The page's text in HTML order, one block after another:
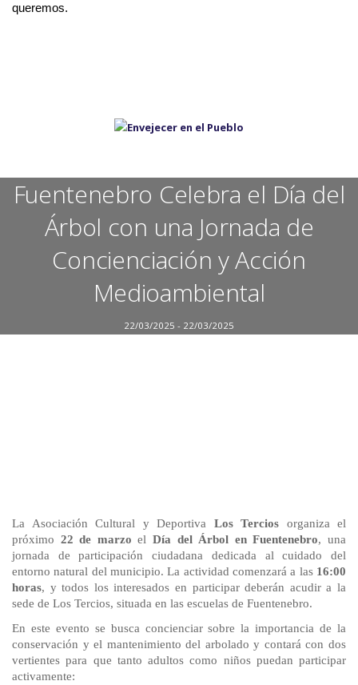
queremos.
Fuentenebro Celebra el Día del
Árbol con una Jornada de
Concienciación y Acción
Medioambiental
22/03/2025 - 22/03/2025
La Asociación Cultural y Deportiva Los Tercios organiza el
próximo 22 de marzo elDía del Árbol en Fuentenebro, una
jornada de participación ciudadana dedicada al cuidado del
entorno natural del municipio. La actividad comenzará a las 16:00
horas, y todos los interesados en participar deberán acudir a la
sede de Los Tercios, situada en las escuelas de Fuentenebro.
En este evento se busca concienciar sobre la importancia de la
conservación y el mantenimiento del arbolado y contará con dos
vertientes para que tanto adultos como niños puedan participar
activamente: